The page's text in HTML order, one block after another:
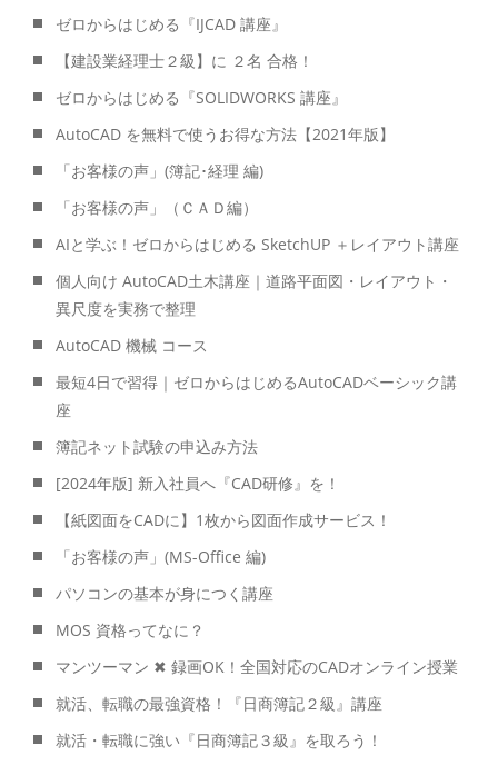
ゼロからはじめる『IJCAD 講座』
【建設業経理士２級】に ２名 合格！
ゼロからはじめる『SOLIDWORKS 講座』
AutoCAD を無料で使うお得な方法【2021年版】
「お客様の声」(簿記･経理 編)
「お客様の声」（ＣＡＤ編）
AIと学ぶ！ゼロからはじめる SketchUP ＋レイアウト講座
個人向け AutoCAD土木講座｜道路平面図・レイアウト・
異尺度を実務で整理
AutoCAD 機械 コース
最短4日で習得｜ゼロからはじめるAutoCADベーシック講
座
簿記ネット試験の申込み方法
[2024年版] 新入社員へ『CAD研修』を！
【紙図面をCADに】1枚から図面作成サービス！
「お客様の声」(MS-Office 編)
パソコンの基本が身につく講座
MOS 資格ってなに？
マンツーマン ✖ 録画OK！全国対応のCADオンライン授業
就活、転職の最強資格！『日商簿記２級』講座
就活・転職に強い『日商簿記３級』を取ろう！